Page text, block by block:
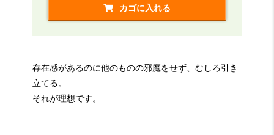
カゴに入れる
存在感があるのに他のものの邪魔をせず、むしろ引き
立てる。
それが理想です。